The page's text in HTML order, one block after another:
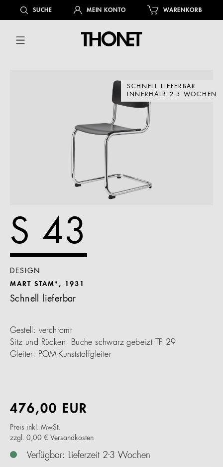
springenSUCHE MEIN KONTO WARENKORB
SCHNELL LIEFERBAR
INNERHALB 2-3 WOCHEN
S 43
DESIGN
MART STAM*, 1931
Schnell lieferbar
Gestell: verchromt
Sitz und Rücken: Buche schwarz gebeizt TP 29
Gleiter: POM-Kunststoffgleiter
476,00 EUR
Preis inkl. MwSt.
zzgl. 0,00 € Versandkosten
Verfügbar: Lieferzeit 2-3 Wochen